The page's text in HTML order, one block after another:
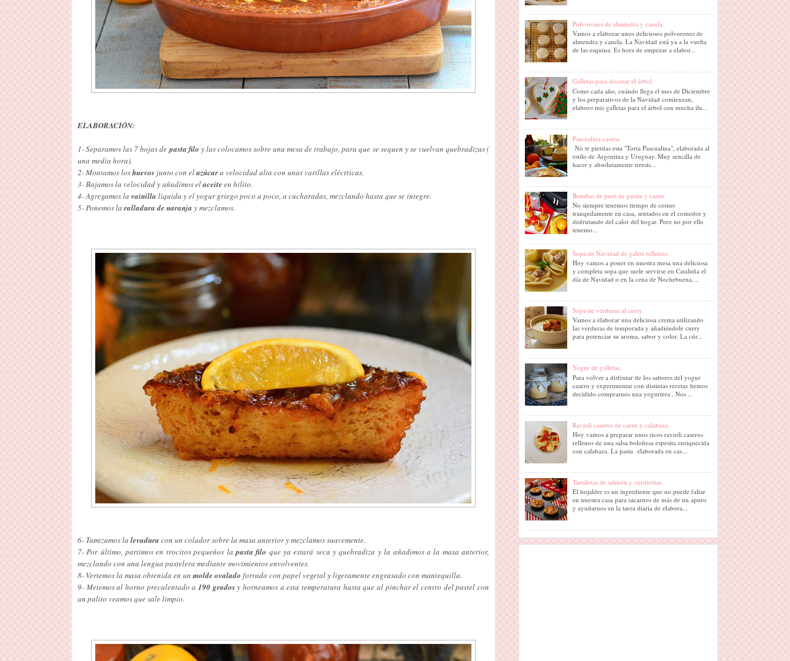
ELABORACIÓN:
1- Separamos las 7 hojas depasta filo y las colocamos sobre una mesa de trabajo, para que se sequen y se vuelvan quebradizas (
una media hora).
2- Montamos loshuevos junto con elazúcara velocidad alta con unas varillas eléctricas.
3- Bajamos la velocidad y añadimos elaceite en hilito.
4- Agregamos la vainilla líquida y el yogur griego poco a poco, a cucharadas, mezclando hasta que se integre.
5- Ponemos la ralladura de naranja y mezclamos.
6- Tamizamos la levadura con un colador sobre la masa anterior y mezclamos suavemente.
7- Por último, partimos en trocitos pequeños la pasta filo que ya estará seca y quebradiza y la añadimos a la masa anterior,
mezclando con una lengua pastelera mediante movimientos envolventes.
8- Vertemos la masa obtenida en un molde ovalado forrado con papel vegetal y ligeramente engrasado con mantequilla.
9- Metemos al horno precalentado a 190 gradosy horneamos a esta temperatura hasta que al pinchar el centro del pastel con
un palito veamos que sale limpio.
Polvorones de almendra y canela.
Vamos a elaborar unos deliciosos polvorones de
almendra y canela. La Navidad está ya a la vuelta
de las esquina. Es hora de empezar a elabor...
Galletas para decorar el árbol.
Como cada año, cuándo llega el mes de Diciembre
y los preparativos de la Navidad comienzan,
elaboro mis galletas para el árbol con mucha ilu...
Pascualina casera.
No te pierdas esta "Torta Pascualina", elaborada al
estilo de Argentina y Uruguay. Muy sencilla de
hacer y absolutamente irresis...
Bombas de puré de patata y carne.
No siempre tenemos tiempo de comer
tranquilamente en casa, sentados en el comedor y
disfrutando del calor del hogar. Pero no por ello
tenemo...
Sopa de Navidad de galets rellenos.
Hoy vamos a poner en nuestra mesa una deliciosa
y completa sopa que suele servirse en Cataluña el
día de Navidad o en la cena de Nochebuena....
Sopa de verduras al curry.
Vamos a elaborar una deliciosa crema utilizando
las verduras de temporada y añadiéndole curry
para potenciar su aroma, sabor y color. La cúr...
Yogur de galletas.
Para volver a disfrutar de los sabores del yogur
casero y experimentar con distintas recetas hemos
decidido comprarnos una yogurtera . Nos ...
Ravioli caseros de carne y calabaza.
Hoy vamos a preparar unos ricos ravioli caseros
rellenos de una salsa boloñesa espesita enriquecida
con calabaza. La pasta elaborada en cas...
Tartaletas de salmón y verduritas.
El hojaldre es un ingrediente que no puede faltar
en nuestra casa para sacarnos de más de un apuro
y ayudarnos en la tarea diaria de elabora...